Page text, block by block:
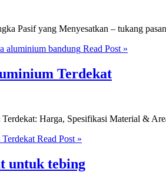
Pasif yang Menyesatkan – tukang
aluminium bandung Read Post »
Terdekat
Harga, Spesifikasi Material &
Read Post »
untuk tebing